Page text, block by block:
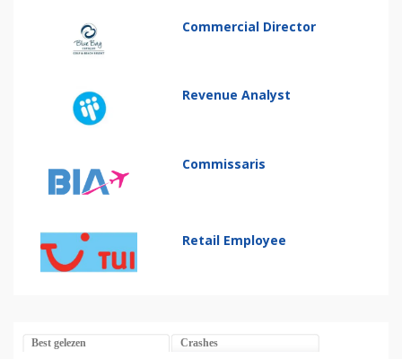
Commercial Director
Revenue Analyst
Commissaris
Retail Employee
Best gelezen Crashes